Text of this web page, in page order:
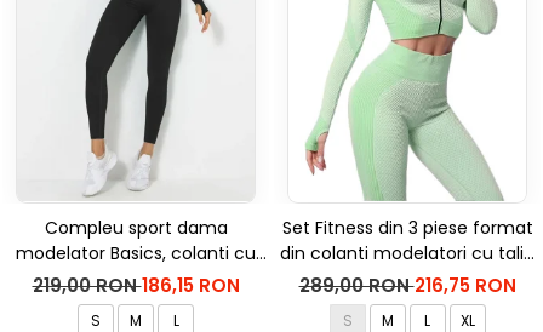
Compleu sport dama
modelator Basics, colanti cu
bluza, Negru
219,00 RON186,15 RON
S M L
Set Fitness din 3 piese format
din colanti modelatori cu talie
inalta, top si hanorac Ellite,
Verde Menta
289,00 RON216,75 RON
S M L XL